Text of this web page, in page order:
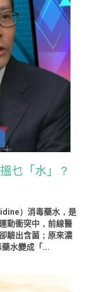
乜「水」？
）消毒藥水，是
動衝突中，前線醫
驗出含菌；原來濃
水變成「...